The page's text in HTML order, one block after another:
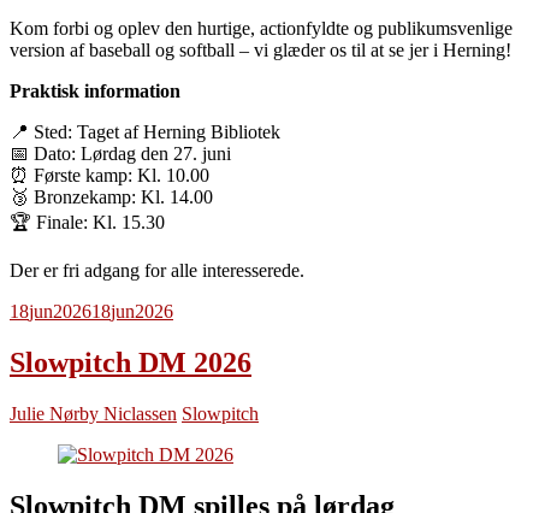
Kom forbi og oplev den hurtige, actionfyldte og publikumsvenlige
version af baseball og softball – vi glæder os til at se jer i Herning!
Praktisk information
📍 Sted: Taget af Herning Bibliotek
📅 Dato: Lørdag den 27. juni
⏰ Første kamp: Kl. 10.00
🥉 Bronzekamp: Kl. 14.00
🏆 Finale: Kl. 15.30
Der er fri adgang for alle interesserede.
18jun202618jun2026
Slowpitch DM 2026
Julie Nørby Niclassen Slowpitch
Slowpitch DM spilles på lørdag